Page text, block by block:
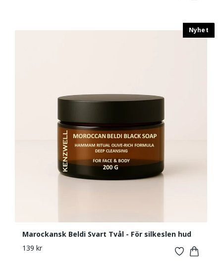
Marockansk Beldi Svart Tvål - För silkeslen hud
139 kr
Nyhet